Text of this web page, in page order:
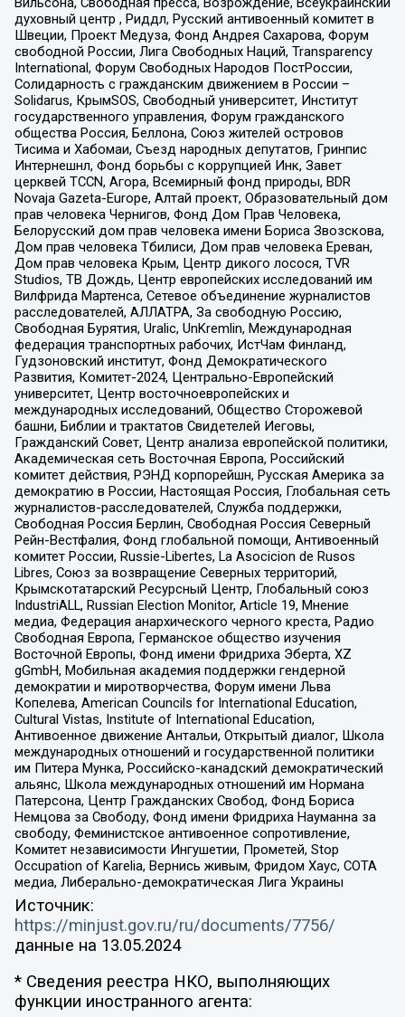
духовный центр , Риддл, Русский антивоенный комитет в
Швеции, Проект Медуза, Фонд Андрея Сахарова, Форум
свободной России, Лига Свободных Наций, Transparеncy
International, Форум Свободных Народов ПостРоссии,
Солидарность с гражданским движением в России –
Solidarus, КрымSOS, Свободный университет, Институт
государственного управления, Форум гражданского
общества Россия, Беллона, Союз жителей островов
Тисима и Хабомаи, Съезд народных депутатов, Гринпис
Интернешнл, Фонд борьбы с коррупцией Инк, Завет
церквей TCCN, Агора, Всемирный фонд природы, BDR
Novaja Gazeta-Europe, Алтай проект, Образовательный дом
прав человека Чернигов, Фонд Дом Прав Человека,
Белорусский дом прав человека имени Бориса Звозскова,
Дом прав человека Тбилиси, Дом прав человека Ереван,
Дом прав человека Крым, Центр дикого лосося, TVR
Studios, ТВ Дождь, Центр европейских исследований им
Вилфрида Мартенса, Сетевое объединение журналистов
расследователей, АЛЛАТРА, За свободную Россию,
Свободная Бурятия, Uralic, UnKremlin, Международная
федерация транспортных рабочих, ИстЧам Финланд,
Гудзоновский институт, Фонд Демократического
Развития, Комитет-2024, Центрально-Европейский
университет, Центр восточноевропейских и
международных исследований, Общество Сторожевой
башни, Библии и трактатов Свидетелей Иеговы,
Гражданский Совет, Центр анализа европейской политики,
Академическая сеть Восточная Европа, Российский
комитет действия, РЭНД корпорейшн, Русская Америка за
демократию в России, Настоящая Россия, Глобальная сеть
журналистов-расследователей, Служба поддержки,
Свободная Россия Берлин, Свободная Россия Северный
Рейн-Вестфалия, Фонд глобальной помощи, Антивоенный
комитет России, Russie-Libertes, La Asocicion de Rusos
Libres, Союз за возвращение Северных территорий,
Крымскотатарский Ресурсный Центр, Глобальный союз
IndustriALL, Russian Election Monitor, Article 19, Мнение
медиа, Федерация анархического черного креста, Радио
Свободная Европа, Германское общество изучения
Восточной Европы, Фонд имени Фридриха Эберта, XZ
gGmbH, Мобильная академия поддержки гендерной
демократии и миротворчества, Форум имени Льва
Копелева, American Councils for International Education,
Cultural Vistas, Institute of International Education,
Антивоенное движение Антальи, Открытый диалог, Школа
международных отношений и государственной политики
им Питера Мунка, Российско-канадский демократический
альянс, Школа международных отношений им Нормана
Патерсона, Центр Гражданских Свобод, Фонд Бориса
Немцова за Свободу, Фонд имени Фридриха Науманна за
свободу, Феминистское антивоенное сопротивление,
Комитет независимости Ингушетии, Прометей, Stop
Occupation of Karelia, Вернись живым, Фридом Хаус, СОТА
медиа, Либерально-демократическая Лига Украины
Источник:
https://minjust.gov.ru/ru/documents/7756/
данные на 13.05.2024
* Сведения реестра НКО, выполняющих
функции иностранного агента: